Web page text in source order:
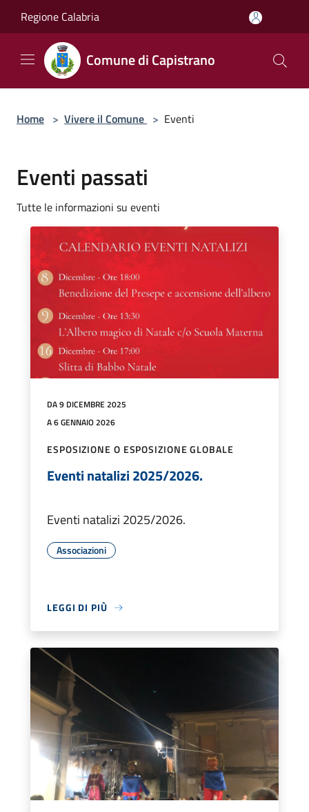
Regione Calabria
Comune di Capistrano
Home > Vivere il Comune > Eventi
Eventi passati
Tutte le informazioni su eventi
DA 9 DICEMBRE 2025
A 6 GENNAIO 2026
ESPOSIZIONE O ESPOSIZIONE GLOBALE
Eventi natalizi 2025/2026.
Eventi natalizi 2025/2026.
Associazioni
LEGGI DI PIÙ